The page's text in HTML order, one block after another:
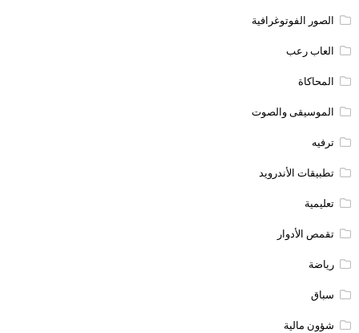
الصور الفوتوغرافية
العاب رعب
المحاكاة
الموسيقى والصوت
ترفيه
تطبيقات الأندرويد
تعليمية
تقمص الأدوار
رياضة
سباق
شؤون مالية